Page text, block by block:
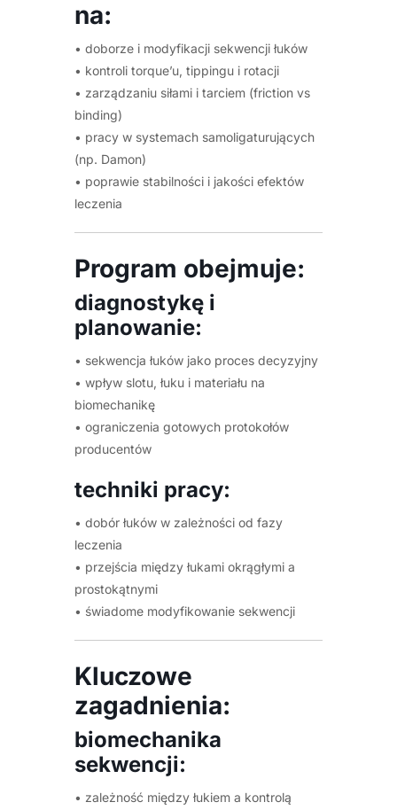
na:
• doborze i modyfikacji sekwencji łuków
• kontroli torque’u, tippingu i rotacji
• zarządzaniu siłami i tarciem (friction vs
binding)
• pracy w systemach samoligaturujących
(np. Damon)
• poprawie stabilności i jakości efektów
leczenia
Program obejmuje:
diagnostykę i
planowanie:
• sekwencja łuków jako proces decyzyjny
• wpływ slotu, łuku i materiału na
biomechanikę
• ograniczenia gotowych protokołów
producentów
techniki pracy:
• dobór łuków w zależności od fazy
leczenia
• przejścia między łukami okrągłymi a
prostokątnymi
• świadome modyfikowanie sekwencji
Kluczowe
zagadnienia:
biomechanika
sekwencji:
• zależność między łukiem a kontrolą